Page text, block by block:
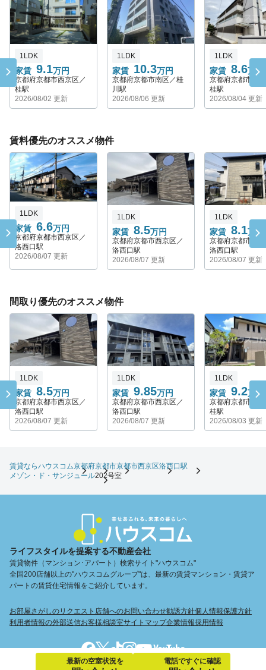
最新の空室状況を 電話ですぐに確認
家賃 9.1万円
1LDK
京都府京都市西京区／
桂駅
2026/08/02 更新
家賃 10.3万円
1LDK
京都府京都市南区／桂
川駅
2026/08/06 更新
家賃 8.6万円
1LDK
京都府京都市西
桂駅
2026/08/04 更新
賃料優先のオススメ物件
家賃 6.6万円
1LDK
京都府京都市西京区／
洛西口駅
2026/08/07 更新
家賃 8.5万円
1LDK
京都府京都市西京区／
洛西口駅
2026/08/07 更新
家賃 8.1万円
1LDK
京都府京都市西
洛西口駅
2026/08/07 更新
間取り優先のオススメ物件
家賃 8.5万円
1LDK
京都府京都市西京区／
洛西口駅
2026/08/07 更新
家賃 9.85万円
1LDK
京都府京都市西京区／
洛西口駅
2026/08/07 更新
家賃 9.2万円
1LDK
京都府京都市西
桂駅
2026/08/03 更新
賃貸ならハウスコム京都府京都市京都市西京区洛西口駅
メゾン・ド・サンジュール202号室
ライフスタイルを提案する不動産会社
賃貸物件（マンション･アパート）検索サイト"ハウスコム"
全国200店舗以上の"ハウスコムグループ"は、最新の賃貸マンション・賃貸ア
パートの賃貸住宅情報をご紹介しています。
お部屋さがしのリクエスト 店舗へのお問い合わせ勧誘方針個人情報保護方針
利用者情報の外部送信お客様相談室サイトマップ企業情報採用情報
Copyright © Housecom. All Rights Reserved.